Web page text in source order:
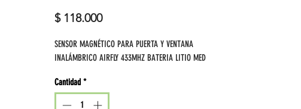
$ 118.000Precio
SENSOR MAGNÉTICO PARA PUERTA Y VENTANA
INALÁMBRICO AIRFLY 433MHZ BATERIA LITIO MED
Cantidad *